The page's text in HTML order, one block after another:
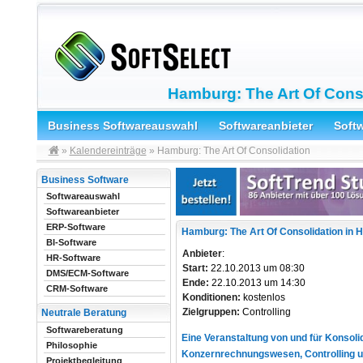
Hamburg: The Art Of
Business Softwareauswahl Softwareanbieter
» Kalendereinträge » Hamburg: The Art Of Consolidation
Hamburg: The Art Of Consolidation in
Anbieter:
Start: 22.10.2013 um 08:30
Ende: 22.10.2013 um 14:30
Konditionen: kostenlos
Zielgruppen: Controlling
Eine Veranstaltung von und für
Konzernrechnungswesen, Controlling
Business Software
Softwareauswahl
Softwareanbieter
ERP-Software
BI-Software
HR-Software
DMS/ECM-Software
CRM-Software
Neutrale Beratung
Softwareberatung
Philosophie
Projektbegleitung